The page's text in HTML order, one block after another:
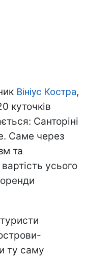
Вініус Костра,
куточків
Санторіні
Саме через
та
усього
ту саму